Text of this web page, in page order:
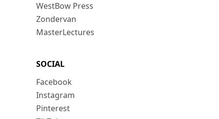
WestBow Press
Zondervan
MasterLectures
SOCIAL
Facebook
Instagram
Pinterest